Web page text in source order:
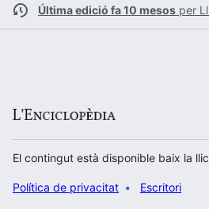
Última edició fa 10 mesos per
El contingut està disponible baix la
Política de privacitat Escritori